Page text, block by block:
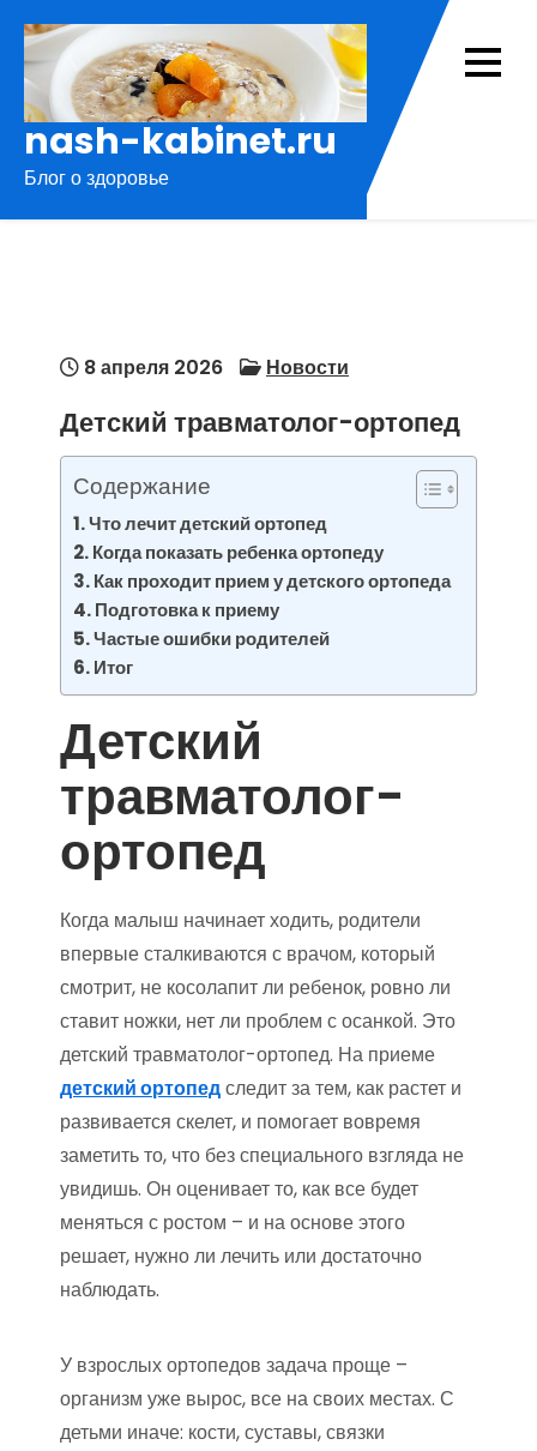
содержимому
nash-kabinet.ru
Блог о здоровье
8 апреля 2026 Новости
Детский травматолог-ортопед
Содержание
Что лечит детский ортопед
Когда показать ребенка ортопеду
Как проходит прием у детского ортопеда
Подготовка к приему
Частые ошибки родителей
Итог
Детский
травматолог-
ортопед
Когда малыш начинает ходить, родители
впервые сталкиваются с врачом, который
смотрит, не косолапит ли ребенок, ровно ли
ставит ножки, нет ли проблем с осанкой. Это
детский травматолог-ортопед. На приеме
детский ортопедследит за тем, как растет и
развивается скелет, и помогает вовремя
заметить то, что без специального взгляда не
увидишь. Он оценивает то, как все будет
меняться с ростом – и на основе этого
решает, нужно ли лечить или достаточно
наблюдать.
У взрослых ортопедов задача проще –
организм уже вырос, все на своих местах. С
детьми иначе: кости, суставы, связки